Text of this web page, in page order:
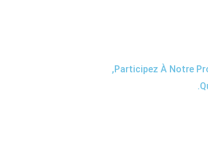
Participez À Notre